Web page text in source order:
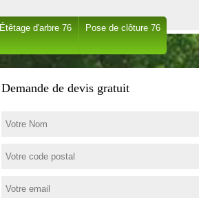
Étêtage d'arbre 76 Pose de clôture 76
Demande de devis gratuit